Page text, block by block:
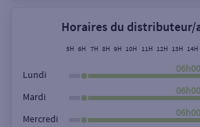
Rue
Rechercher
Horaires du distributeur/
5H 6H 7H 8H 9H 10H 11H 12H 13H 14H
Lundi
Mardi
Mercredi